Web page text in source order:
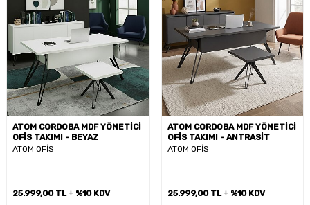
ATOM CORDOBA MDF YÖNETİCİ
OFİS TAKIMI - ANTRASİT
ATOM OFİS
25.999,00TL %10 KDV
ATOM VENÜS KÜL GRİ MDF
MAKAM TAKIMI
ATOM OFİS
26.999,00TL %10 KDV